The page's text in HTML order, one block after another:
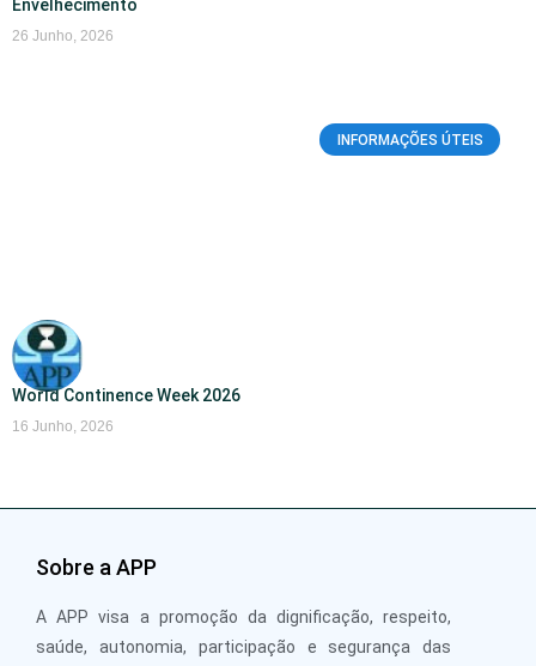
Envelhecimento
26 Junho, 2026
INFORMAÇÕES ÚTEIS
World Continence Week 2026
16 Junho, 2026
Sobre a APP
A APP visa a promoção da dignificação, respeito,
saúde, autonomia, participação e segurança das